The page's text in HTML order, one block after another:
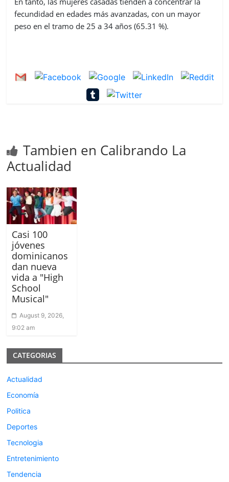
fecundidad en edades más avanzadas, con un mayor
peso en el tramo de 25 a 34 años (65.31 %).
Tambien en Calibrando La
Actualidad
Casi 100
jóvenes
dominicanos
dan nueva
vida a "High
School
Musical"
August 9, 2026,
9:02 am
CATEGORIAS
Actualidad
Economía
Politica
Deportes
Tecnologia
Entretenimiento
Tendencia